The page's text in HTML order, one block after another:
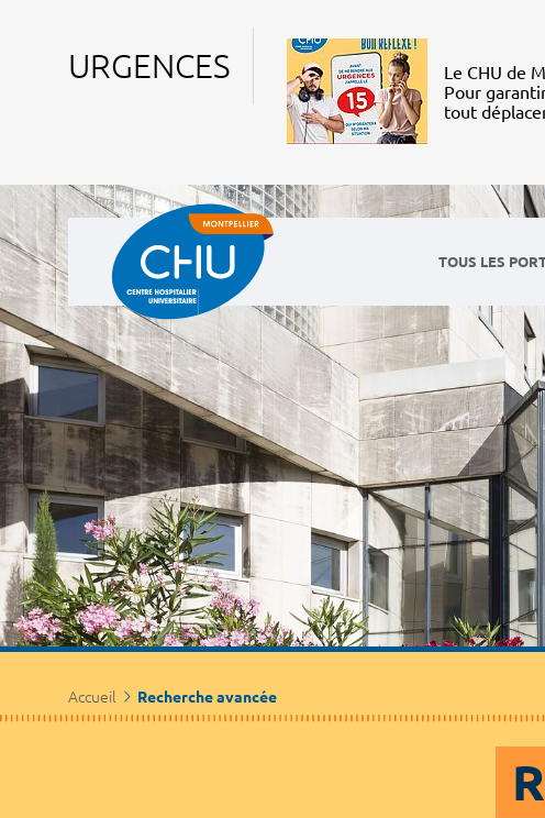
URGENCES
Le CHU de
Pour
tout
TOUS LES
Accueil Recherche avancée